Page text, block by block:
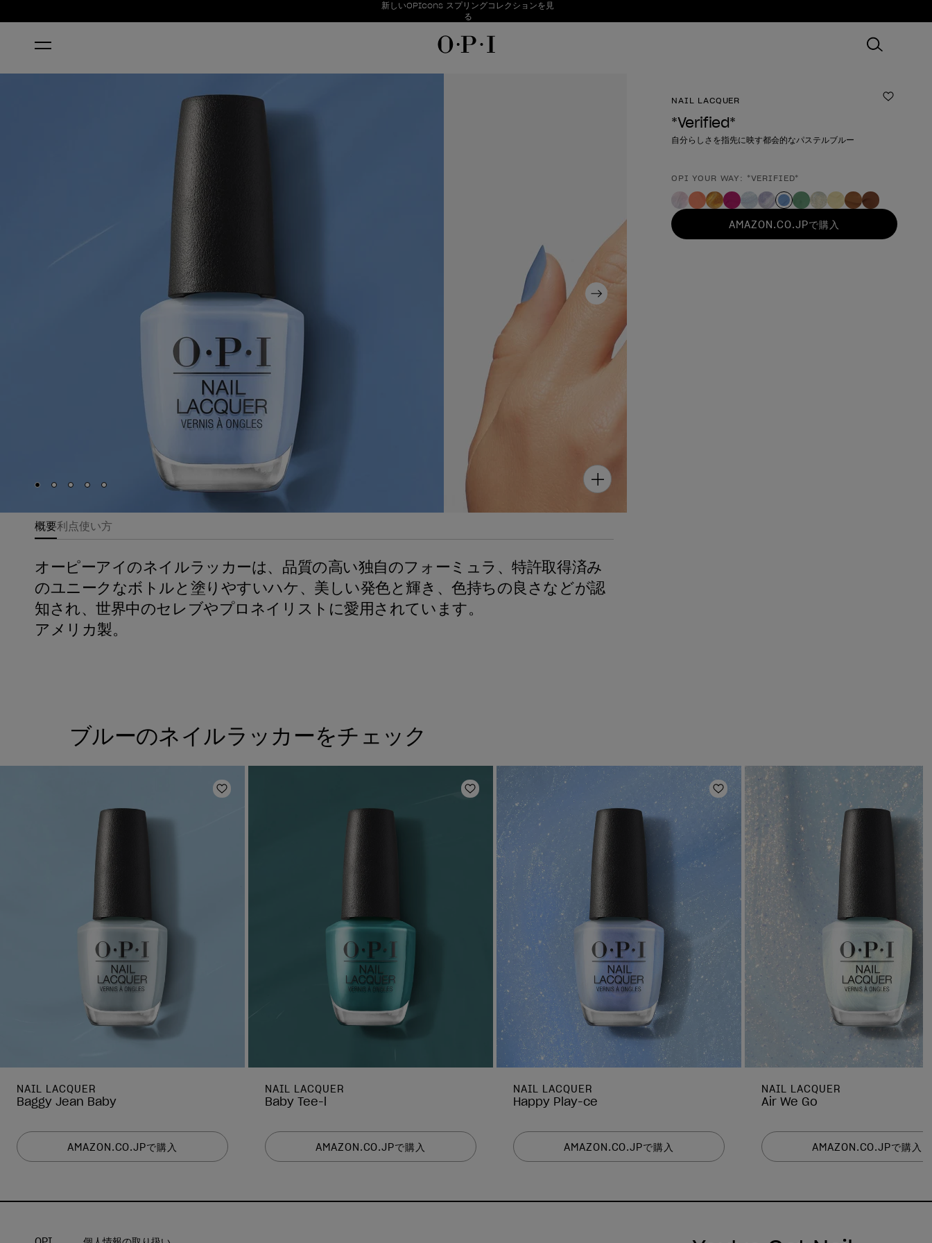
お得情報新しいOPIcons スプリングコレクションを見
る
Item 1 of 1
Next
Skip to slide
Skip to slide
Skip to slide
Skip to slide
Skip to slide5
NAIL LACQUER ほしい
*Verified*
自分らしさを指先に映す都会的なパステルブルー
製品形態
OPI YOUR WAY: *VERIFIED*
AMAZON.CO.JPで購入
概要利点使い方
オーピーアイのネイルラッカーは、品質の高い独自のフォーミュラ、特許取得済み
のユニークなボトルと塗りやすいハケ、美しい発色と輝き、色持ちの良さなどが認
知され、世界中のセレブやプロネイリストに愛用されています。
アメリカ製。
ブルーのネイルラッカーをチェック
ほしいものリストに追加
NAIL LACQUER
Baggy Jean Baby
AMAZON.CO.JPで購入
ほしいものリストに追加
NAIL LACQUER
Baby Tee-l
AMAZON.CO.JPで購入
ほしいものリストに追加
NAIL LACQUER
Happy Play-ce
AMAZON.CO.JPで購入
NAIL LACQUER
Air We Go
AMAZON.CO.JPで購入